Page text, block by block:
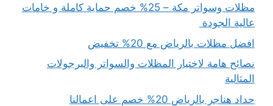
مظلات وسواتر مكة – 25% خصم حماية كاملة و خامات
عالية الجودة
افضل مظلات بالرياض مع 20% تخفيض
نصائح هامة لاختيار المظلات والسواتر والبرجولات
المثالية
حداد هناجر بالرياض 20% خصم على اعمالنا